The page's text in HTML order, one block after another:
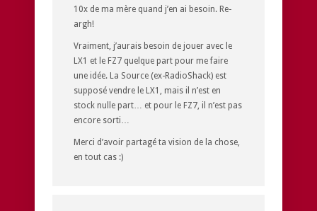
10x de ma mère quand j’en ai besoin. Re-
argh!
Vraiment, j’aurais besoin de jouer avec le
LX1 et le FZ7 quelque part pour me faire
une idée. La Source (ex-RadioShack) est
supposé vendre le LX1, mais il n’est en
stock nulle part… et pour le FZ7, il n’est pas
encore sorti…
Merci d’avoir partagé ta vision de la chose,
en tout cas :)